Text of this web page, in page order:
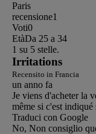
Paris
recensione1
Voti0
EtàDa 25 a 34
1 su 5 stelle.
Irritations
Recensito in Francia
un anno fa
Je viens d'acheter la
même si c'est indiqué
Traduci con Google
No, Non consiglio